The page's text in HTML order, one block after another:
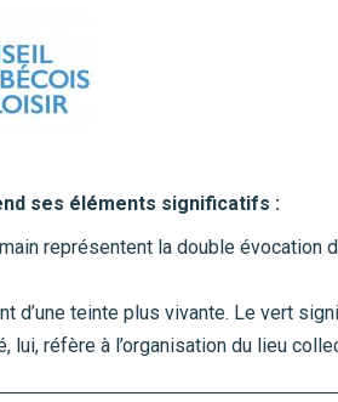
ses éléments significatifs :
représentent la double
d’une teinte plus vivante. Le vert
lui, réfère à l’organisation du lieu